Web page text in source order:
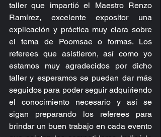
taller que impartió el Maestro Renzo
Ramírez, excelente expositor una
explicación y práctica muy clara sobre
el tema de Poomsae o formas. Los
referees que asistieron, así como yo
estamos muy agradecidos por dicho
taller y esperamos se puedan dar más
seguidos para poder seguir adquiriendo
el conocimiento necesario y así se
sigan preparando los referees para
brindar un buen trabajo en cada evento